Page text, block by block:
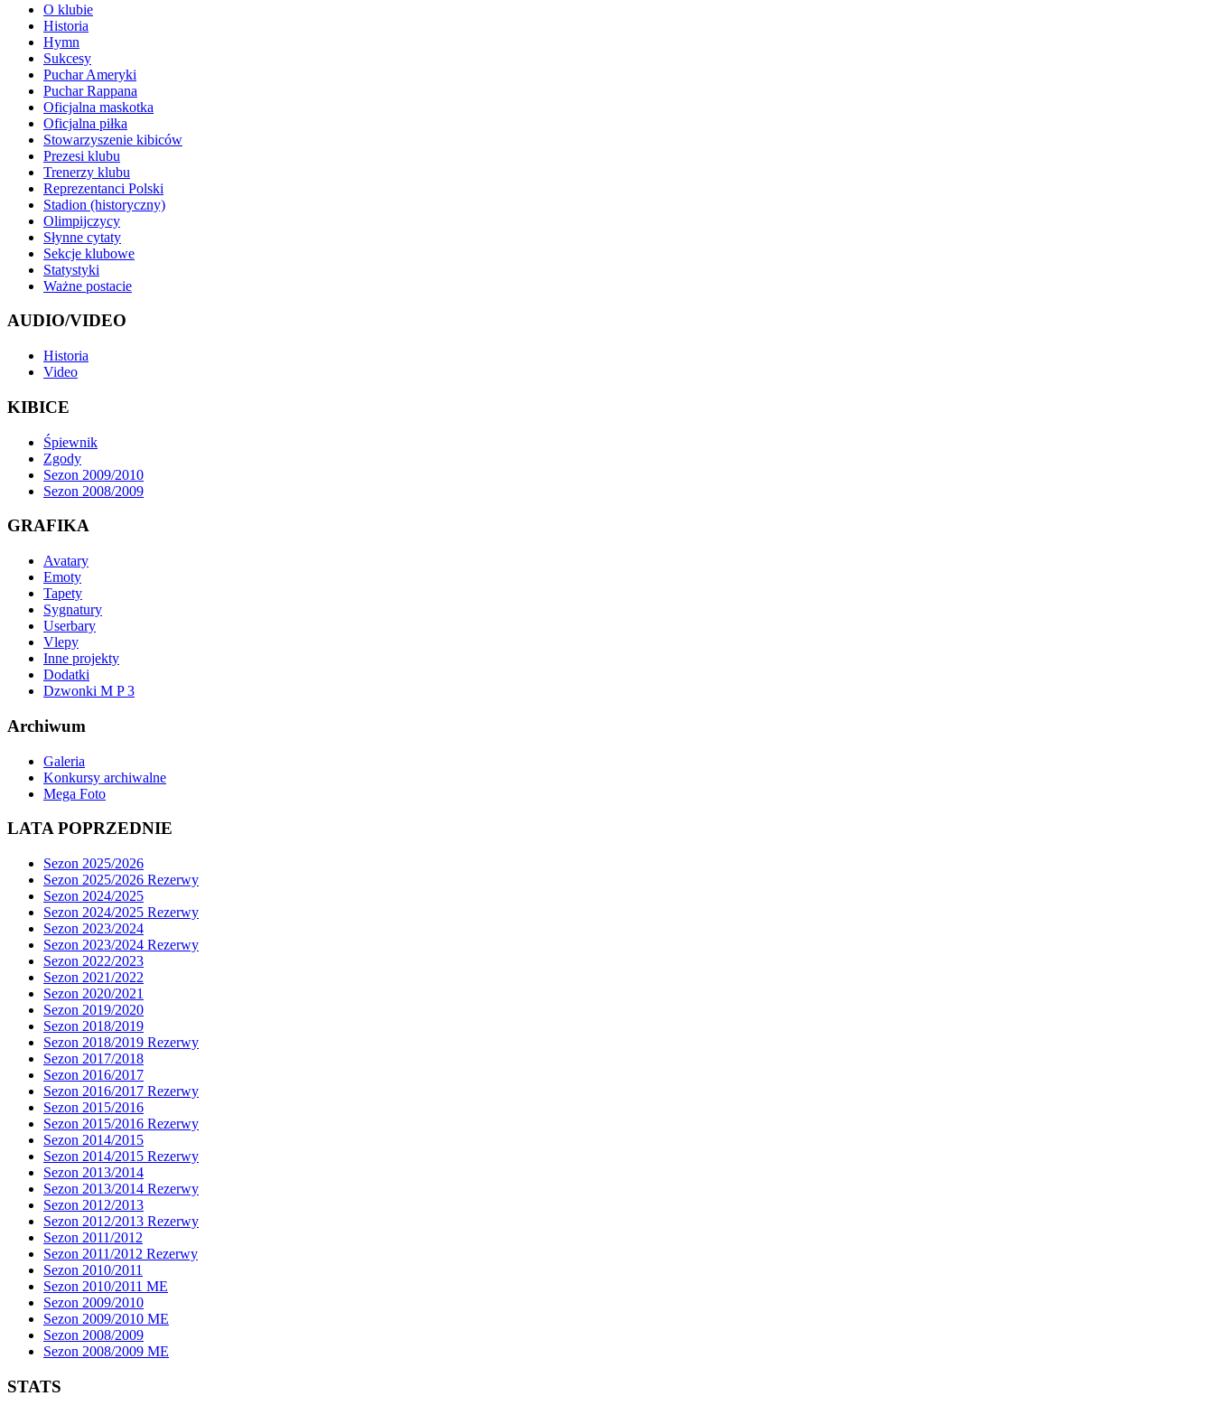
O klubie
Historia
Hymn
Sukcesy
Puchar Ameryki
Puchar Rappana
Oficjalna maskotka
Oficjalna piłka
Stowarzyszenie kibiców
Prezesi klubu
Trenerzy klubu
Reprezentanci Polski
Stadion (historyczny)
Olimpijczycy
Słynne cytaty
Sekcje klubowe
Statystyki
Ważne postacie
AUDIO/VIDEO
Historia
Video
KIBICE
Śpiewnik
Zgody
Sezon 2009/2010
Sezon 2008/2009
GRAFIKA
Avatary
Emoty
Tapety
Sygnatury
Userbary
Vlepy
Inne projekty
Dodatki
Dzwonki M P 3
Archiwum
Galeria
Konkursy archiwalne
Mega Foto
LATA POPRZEDNIE
Sezon 2025/2026
Sezon 2025/2026 Rezerwy
Sezon 2024/2025
Sezon 2024/2025 Rezerwy
Sezon 2023/2024
Sezon 2023/2024 Rezerwy
Sezon 2022/2023
Sezon 2021/2022
Sezon 2020/2021
Sezon 2019/2020
Sezon 2018/2019
Sezon 2018/2019 Rezerwy
Sezon 2017/2018
Sezon 2016/2017
Sezon 2016/2017 Rezerwy
Sezon 2015/2016
Sezon 2015/2016 Rezerwy
Sezon 2014/2015
Sezon 2014/2015 Rezerwy
Sezon 2013/2014
Sezon 2013/2014 Rezerwy
Sezon 2012/2013
Sezon 2012/2013 Rezerwy
Sezon 2011/2012
Sezon 2011/2012 Rezerwy
Sezon 2010/2011
Sezon 2010/2011 ME
Sezon 2009/2010
Sezon 2009/2010 ME
Sezon 2008/2009
Sezon 2008/2009 ME
STATS